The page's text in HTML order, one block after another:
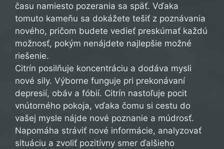
času namiesto pozerania sa späť. Vďaka
tomuto kameňu sa dokážete tešiť z poznávania
nového, pričom budete vedieť preskúmať každú
možnosť, pokým nenájdete najlepšie možné
riešenie.
Citrín posilňuje koncentráciu a dodáva mysli
nové sily. Výborne funguje pri prekonávaní
depresií, obáv a fóbií. Citrín nastoľuje pocit
vnútorného pokoja, vďaka čomu si cestu do
vašej mysle nájde nové poznanie a múdrosť.
Napomáha stráviť nové informácie, analyzovať
situáciu a zvoliť pozitívny smer ďalšieho